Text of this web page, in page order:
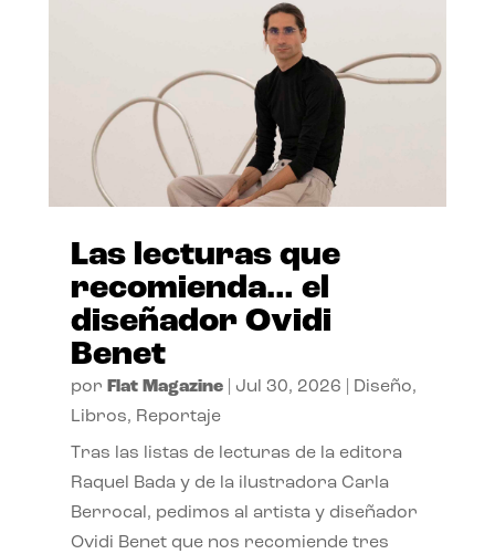
Las lecturas que
recomienda… el
diseñador Ovidi
Benet
por Flat Magazine| Jul 30, 2026 Diseño,
Libros, Reportaje
Tras las listas de lecturas de la editora
Raquel Bada y de la ilustradora Carla
Berrocal, pedimos al artista y diseñador
Ovidi Benet que nos recomiende tres